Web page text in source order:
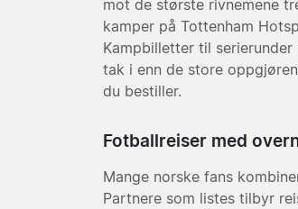
mot de største rivnemene
kamper på Tottenham
Kampbilletter til
tak i enn de store
du bestiller.
Fotballreiser med
Mange norske fans
Partnere som listes tilbyr